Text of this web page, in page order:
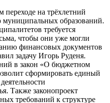
на трёхлетний
муниципальных образований.
требуется
чтобы они уже могли
финансовых документов
задачу Игорь Руденя.
в закон «О бюджетном
сформировать единый
Также законопроект
требований к структуре